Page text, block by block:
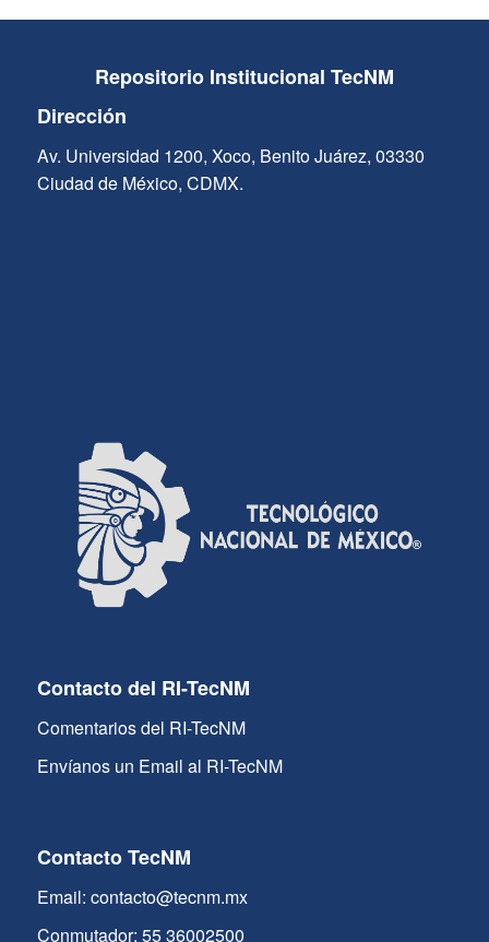
Repositorio Institucional TecNM
Dirección
Av. Universidad 1200, Xoco, Benito Juárez, 03330
Ciudad de México, CDMX.
Contacto del RI-TecNM
Comentarios del RI-TecNM
Envíanos un Email al RI-TecNM
Contacto TecNM
Email: contacto@tecnm.mx
Conmutador: 55 36002500